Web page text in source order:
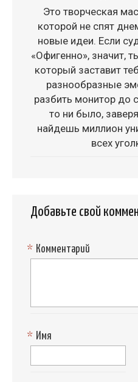
Это творческая
которой не спят
новые идеи. Если
«Офигенно», значит,
который заставит
разнообразные
разбить монитор до
то ни было,
найдешь миллион
всех
Добавьте свой
Комментарий
*
Имя
*